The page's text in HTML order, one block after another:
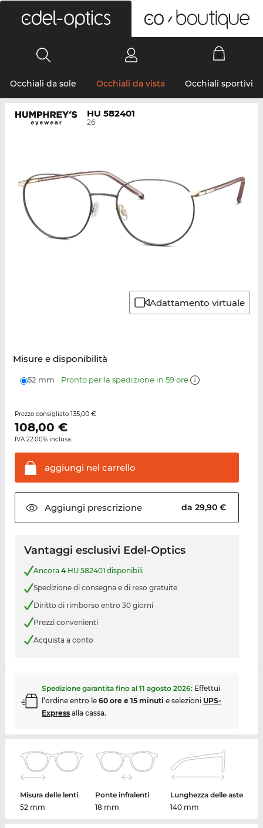
Occhiali da sole Occhiali da vista Occhiali sportivi
HU 582401
26
Adattamento virtuale
Misure e disponibilità
52 mm Pronto per la spedizione in 59 ore
Prezzo consigliato 135,00 €
108,00 €
IVA 22.00% inclusa.
aggiungi nel carrello
Aggiungi prescrizione da 29,90 €
Vantaggi esclusivi Edel-Optics
Ancora 4HU 582401 disponibili
Spedizione di consegna e di reso gratuite
Diritto di rimborso entro 30 giorni
Prezzi convenienti
Acquista a conto
Spedizione garantita fino al 11 agosto 2026: Effettui
l’ordine entro le 60 ore e 15 minuti e selezioni UPS-
Expressalla cassa.
Misura delle lenti
52 mm
Ponte infralenti
18 mm
Lunghezza delle aste
140 mm